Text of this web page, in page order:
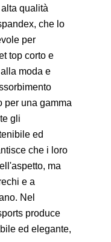
qualità
che lo
per
top corto e
moda e
per una gamma
gli
ed
che i loro
ma
e a
Nel
produce
ed elegante,